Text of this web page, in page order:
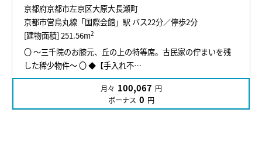
京都府京都市左京区大原大長瀬町
京都市営烏丸線「国際会館」駅 バス22分／停歩2分
[建物面積] 251.56m2
〇 ～三千院のお膝元、丘の上の特等席。古民家の佇まいを残
した稀少物件～ 〇 ◆【手入れ不…
月々 100,067 円
ボーナス 0 円